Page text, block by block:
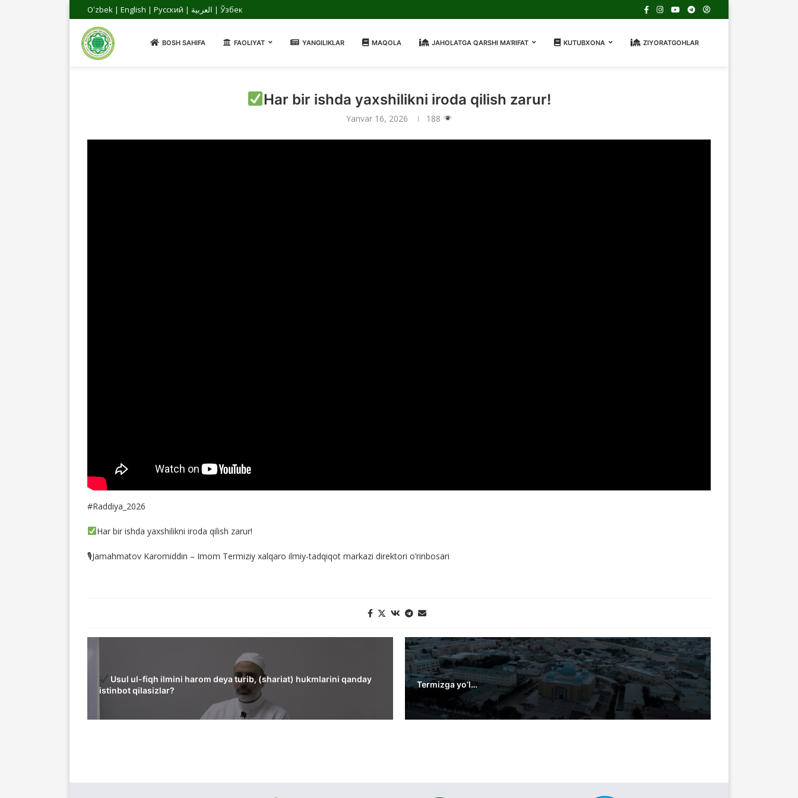
Oʻzbek | English | Русский | العربية | Ўзбек
BOSH SAHIFA FAOLIYAT YANGILIKLAR MAQOLA JAHOLATGA QARSHI MA’RIFAT KUTUBXONA ZIYORATGOHLAR
Har bir ishda yaxshilikni iroda qilish zarur!
Yanvar 16, 2026 188
#Raddiya_2026
Har bir ishda yaxshilikni iroda qilish zarur!
🎙Jamahmatov Karomiddin – Imom Termiziy xalqaro ilmiy-tadqiqot markazi direktori o‘rinbosari
Usul ul-fiqh ilmini harom deya turib, (shariat) hukmlarini qanday
istinbot qilasizlar?
Termizga yo’l…